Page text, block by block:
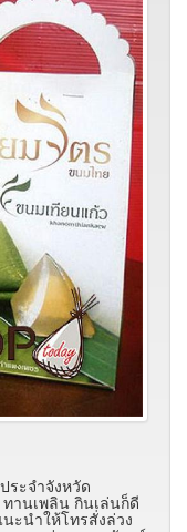
ระจำจังหวัด
านเพลิน กินเล่นก็ดี
ะนำให้โทรสั่งล่วง